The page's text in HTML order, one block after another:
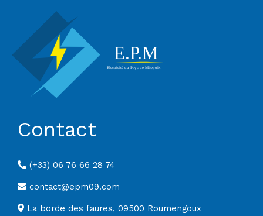
Contact
(+33) 06 76 66 28 74
contact@epm09.com
La borde des faures, 09500 Roumengoux